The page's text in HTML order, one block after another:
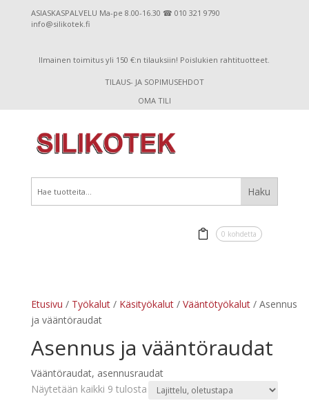
ASIASKASPALVELU Ma-pe 8.00-16.30 ☎ 010 321 9790
info@silikotek.fi
Ilmainen toimitus yli 150 €:n tilauksiin! Poislukien rahtituotteet.
TILAUS- JA SOPIMUSEHDOT
OMA TILI
0 kohdetta
Etusivu / Työkalut/ Käsityökalut/ Vääntötyökalut/ Asennus
ja vääntöraudat
Asennus ja vääntöraudat
Vääntöraudat, asennusraudat
Näytetään kaikki 9 tulosta